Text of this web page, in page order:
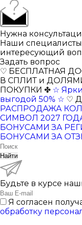
Нужна
Наши специалисты
интересующий
Задать вопрос
♡ БЕСПЛАТНАЯ
В СПЛИТ и
ПОКУПКИ ✤ ☆
выгодой 50% ☆ ♡
РАСПРОДАЖА
СИМВОЛ 2027
БОНУСАМИ ЗА
БОНУСАМИ ЗА
Найти
Будьте в курсе
Я согласен
обработку